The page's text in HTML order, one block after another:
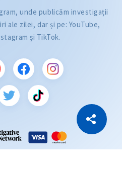
Copiază Link
unde publicăm investigații
ale zilei, dar și pe: YouTube,
și TikTok.